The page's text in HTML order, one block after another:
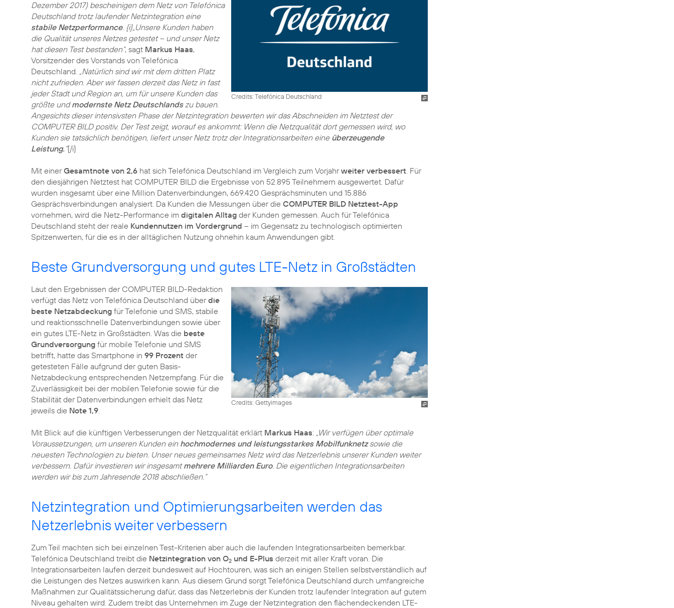
Credits: Telefónica Deutschland
Dezember 2017) bescheinigen dem Netz von Telefónica
Deutschland trotz laufender Netzintegration eine
stabile Netzperformance. {i}„Unsere Kunden haben
die Qualität unseres Netzes getestet – und unser Netz
hat diesen Test bestanden“, sagt Markus Haas,
Vorsitzender des Vorstands von Telefónica
Deutschland. „Natürlich sind wir mit dem dritten Platz
nicht zufrieden. Aber wir fassen derzeit das Netz in fast
jeder Stadt und Region an, um für unsere Kunden das
größte undmodernste Netz Deutschlandszu bauen.
Angesichts dieser intensivsten Phase der Netzintegration bewerten wir das Abschneiden im Netztest der
COMPUTER BILD positiv. Der Test zeigt, worauf es ankommt: Wenn die Netzqualität dort gemessen wird, wo
Kunden sie tatsächlich benötigen, liefert unser Netz trotz der Integrationsarbeiten eine überzeugende
Leistung. “{/i}
Mit einerGesamtnote von 2,6 hat sich Telefónica Deutschland im Vergleich zum Vorjahrweiter verbessert. Für
den diesjährigen Netztest hat COMPUTER BILD die Ergebnisse von 52.895 Teilnehmern ausgewertet. Dafür
wurden insgesamt über eine Million Datenverbindungen, 669.420 Gesprächsminuten und 15.886
Gesprächsverbindungen analysiert. Da Kunden die Messungen über die COMPUTER BILD Netztest-App
vornehmen, wird die Netz-Performance im digitalen Alltag der Kunden gemessen. Auch für Telefónica
Deutschland steht der reale Kundennutzen im Vordergrund – im Gegensatz zu technologisch optimierten
Spitzenwerten, für die es in der alltäglichen Nutzung ohnehin kaum Anwendungen gibt.
Beste Grundversorgung und gutes LTE-Netz in Großstädten
Credits: Gettyimages
Laut den Ergebnissen der COMPUTER BILD-Redaktion
verfügt das Netz von Telefónica Deutschland überdie
beste Netzabdeckung für Telefonie und SMS, stabile
und reaktionsschnelle Datenverbindungen sowie über
ein gutes LTE-Netz in Großstädten. Was die beste
Grundversorgung für mobile Telefonie und SMS
betrifft, hatte das Smartphone in 99 Prozent der
getesteten Fälle aufgrund der guten Basis-
Netzabdeckung entsprechenden Netzempfang. Für die
Zuverlässigkeit bei der mobilen Telefonie sowie für die
Stabilität der Datenverbindungen erhielt das Netz
jeweils die Note 1,9.
Mit Blick auf die künftigen Verbesserungen der Netzqualität erklärt Markus Haas: „Wir verfügen über optimale
Voraussetzungen, um unseren Kunden ein hochmodernes und leistungsstarkes Mobilfunknetzsowie die
neuesten Technologien zu bieten. Unser neues gemeinsames Netz wird das Netzerlebnis unserer Kunden weiter
verbessern. Dafür investieren wir insgesamtmehrere Milliarden Euro. Die eigentlichen Integrationsarbeiten
werden wir bis zum Jahresende 2018 abschließen.“
Netzintegration und Optimierungsarbeiten werden das
Netzerlebnis weiter verbessern
Zum Teil machten sich bei einzelnen Test-Kriterien aber auch die laufenden Integrationsarbeiten bemerkbar.
Telefónica Deutschland treibt die Netzintegration von O2 und E-Plus derzeit mit aller Kraft voran. Die
Integrationsarbeiten laufen derzeit bundesweit auf Hochtouren, was sich an einigen Stellen selbstverständlich auf
die Leistungen des Netzes auswirken kann. Aus diesem Grund sorgt Telefónica Deutschland durch umfangreiche
Maßnahmen zur Qualitätssicherung dafür, dass das Netzerlebnis der Kunden trotz laufender Integration auf gutem
Niveau gehalten wird. Zudem treibt das Unternehmen im Zuge der Netzintegration den flächendeckenden LTE-